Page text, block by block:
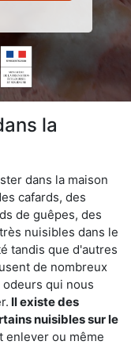
la
dans la maison
cafards, des
de guêpes, des
nuisibles dans le
tandis que d'autres
de nombreux
qui nous
Il existe des
nuisibles sur le
enlever ou même